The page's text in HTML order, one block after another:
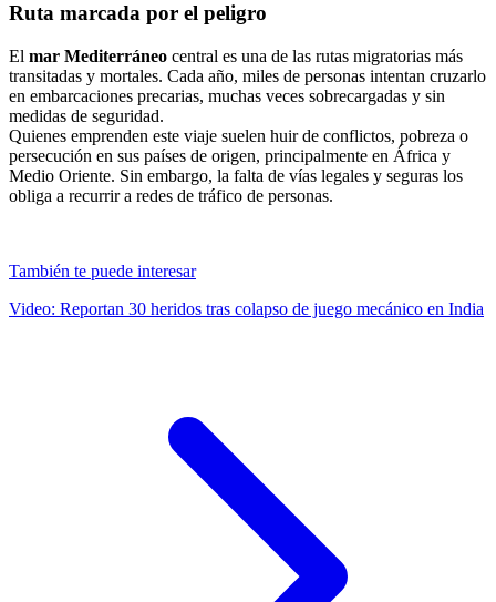
Ruta marcada por el peligro
El mar Mediterráneo central es una de las rutas migratorias más
transitadas y mortales. Cada año, miles de personas intentan cruzarlo
en embarcaciones precarias, muchas veces sobrecargadas y sin
medidas de seguridad.
Quienes emprenden este viaje suelen huir de conflictos, pobreza o
persecución en sus países de origen, principalmente en África y
Medio Oriente. Sin embargo, la falta de vías legales y seguras los
obliga a recurrir a redes de tráfico de personas.
También te puede interesar
Video: Reportan 30 heridos tras colapso de juego mecánico en India